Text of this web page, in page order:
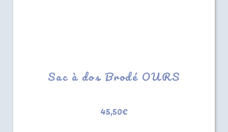
Sac à dos Brodé OURS
45,50€